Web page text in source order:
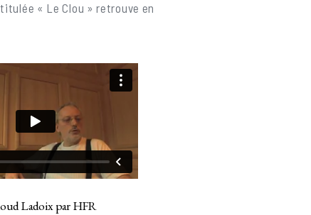
« Le Clou » retrouve en
Ladoix par HFR